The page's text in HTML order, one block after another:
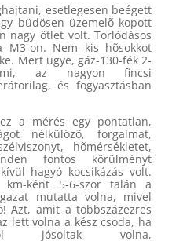
esetlegesen beégett
büdösen üzemelõ kopott
nagy ötlet volt. Torlódásos
M3-on. Nem kis hõsokkot
Mert ugye, gáz-130-fék 2-
az nagyon fincsi
és fogyasztásban
a mérés egy pontatlan,
nélkülözõ, forgalmat,
hõmérsékletet,
fontos körülményt
hagyó kocsikázás volt.
ként 5-6-szor talán a
mutatta volna, mivel
Azt, amit a többszázezres
lett volna a kész csoda, ha
jósoltak volna,